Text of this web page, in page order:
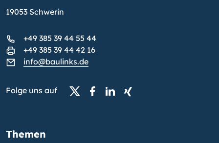
19053 Schwerin
+49 385 39 44 55 44
+49 385 39 44 42 16
info@baulinks.de
Folge uns auf
Themen